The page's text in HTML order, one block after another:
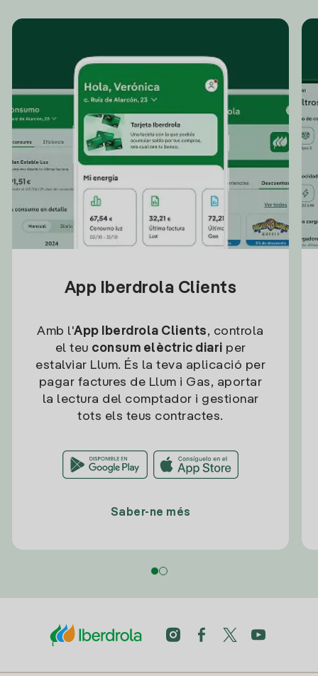
App Iberdrola Clients
Amb l'App Iberdrola Clients, controla
el teu consum elèctric diari per
estalviar Llum. És la teva aplicació per
pagar factures de Llum i Gas, aportar
la lectura del comptador i gestionar
tots els teus contractes.
Saber-ne més